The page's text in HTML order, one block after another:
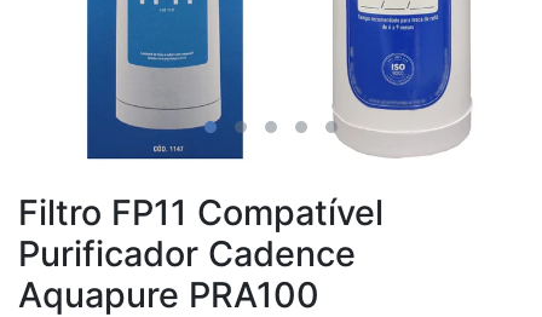
Filtro FP11 Compatível
Purificador Cadence
Aquapure PRA100